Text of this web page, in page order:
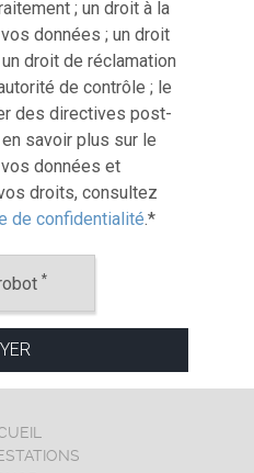
; un droit à la
données ; un droit
droit de réclamation
de contrôle ; le
des directives post-
savoir plus sur le
données et
droits, consultez
de confidentialité.*
*